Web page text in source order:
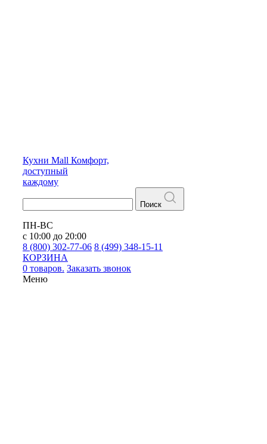
Кухни Mall Комфорт,
доступный
каждому
Поиск
ПН-ВС
с 10:00 до 20:00
8 (800) 302-77-06 8 (499) 348-15-11
КОРЗИНА
0 товаров. Заказать звонок
Меню